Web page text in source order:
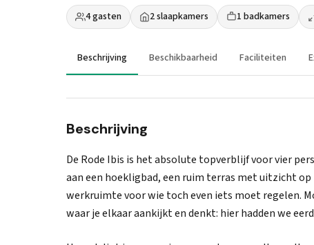
4 gasten 2 slaapkamers 1 badkamers
Beschrijving Beschikbaarheid Faciliteiten
Beschrijving
De Rode Ibis is het absolute topverblijf voor vier
aan een hoekligbad, een ruim terras met uitzicht
werkruimte voor wie toch even iets moet regelen.
waar je elkaar aankijkt en denkt: hier hadden we